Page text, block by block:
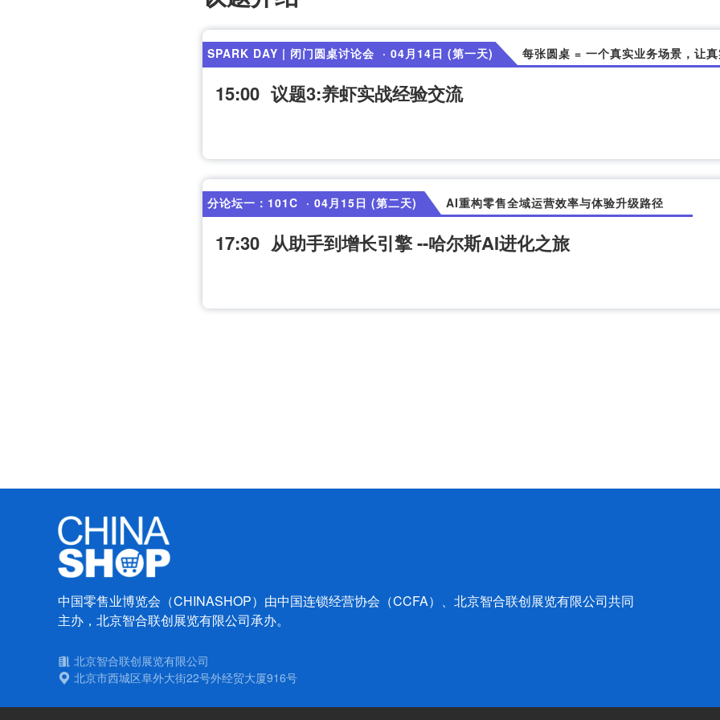
SPARK DAY | 闭门圆桌讨论会 · 04月14日 (第一天) 每张圆桌 = 一个真实业务场景，让
15:00 议题3:养虾实战经验交流
分论坛一：101C · 04月15日 (第二天) AI重构零售全域运营效率与体验升级路径
17:30 从助手到增长引擎 --哈尔斯AI进化之旅
中国零售业博览会（CHINASHOP）由中国连锁经营协会（CCFA）、北京智合联创展览有限公司共同
主办，北京智合联创展览有限公司承办。
北京智合联创展览有限公司
北京市西城区阜外大街22号外经贸大厦916号